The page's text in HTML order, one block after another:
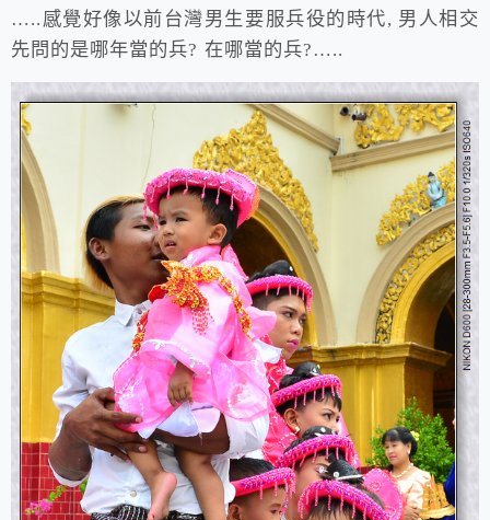
…..感覺好像以前台灣男生要服兵役的時代, 男人相交
先問的是哪年當的兵? 在哪當的兵?…..